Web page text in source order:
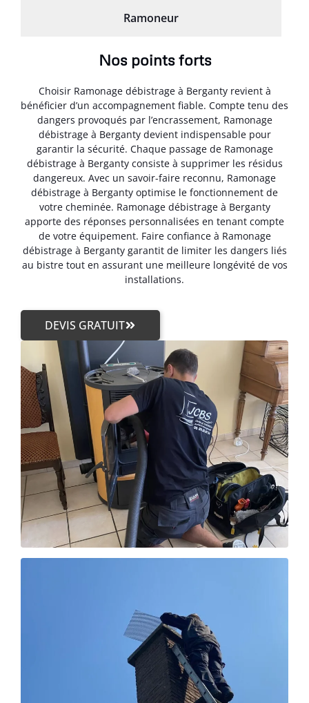
Ramoneur
Nos points forts
Choisir Ramonage débistrage à Berganty revient à
bénéficier d’un accompagnement fiable. Compte tenu des
dangers provoqués par l’encrassement, Ramonage
débistrage à Berganty devient indispensable pour
garantir la sécurité. Chaque passage de Ramonage
débistrage à Berganty consiste à supprimer les résidus
dangereux. Avec un savoir-faire reconnu, Ramonage
débistrage à Berganty optimise le fonctionnement de
votre cheminée. Ramonage débistrage à Berganty
apporte des réponses personnalisées en tenant compte
de votre équipement. Faire confiance à Ramonage
débistrage à Berganty garantit de limiter les dangers liés
au bistre tout en assurant une meilleure longévité de vos
installations.
DEVIS GRATUIT